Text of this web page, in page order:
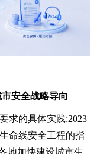
安全战略导向
求的具体实践:2023
命线安全工程的指